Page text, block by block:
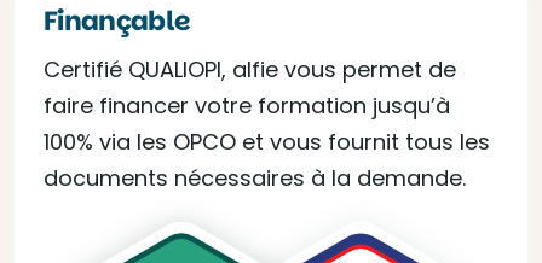
Finançable
Certifié QUALIOPI, alfie vous permet de
faire financer votre formation jusqu’à
100% via les OPCO et vous fournit tous les
documents nécessaires à la demande.